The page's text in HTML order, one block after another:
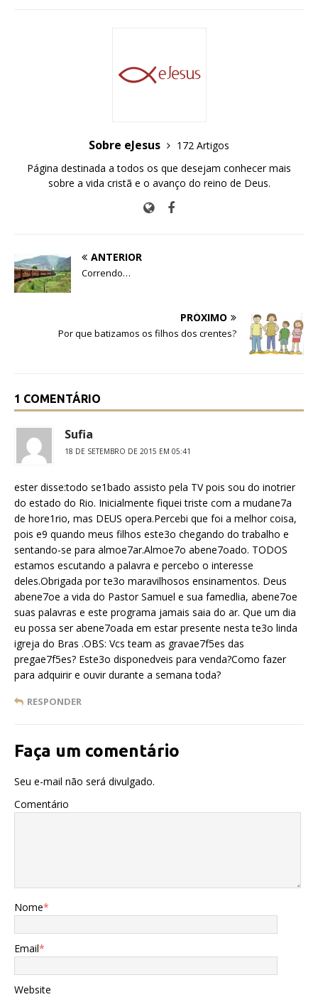
Sobre eJesus
172 Artigos
Página destinada a todos os que desejam conhecer mais
sobre a vida cristã e o avanço do reino de Deus.
ANTERIOR
Correndo…
PRÓXIMO
Por que batizamos os filhos dos crentes?
1 COMENTÁRIO
Sufia
18 DE SETEMBRO DE 2015 EM 05:41
ester disse:todo se1bado assisto pela TV pois sou do inotrier
do estado do Rio. Inicialmente fiquei triste com a mudane7a
de hore1rio, mas DEUS opera.Percebi que foi a melhor coisa,
pois e9 quando meus filhos este3o chegando do trabalho e
sentando-se para almoe7ar.Almoe7o abene7oado. TODOS
estamos escutando a palavra e percebo o interesse
deles.Obrigada por te3o maravilhosos ensinamentos. Deus
abene7oe a vida do Pastor Samuel e sua famedlia, abene7oe
suas palavras e este programa jamais saia do ar. Que um dia
eu possa ser abene7oada em estar presente nesta te3o linda
igreja do Bras .OBS: Vcs team as gravae7f5es das
pregae7f5es? Este3o disponedveis para venda?Como fazer
para adquirir e ouvir durante a semana toda?
RESPONDER
Faça um comentário
Seu e-mail não será divulgado.
Comentário
Nome*
Email*
Website